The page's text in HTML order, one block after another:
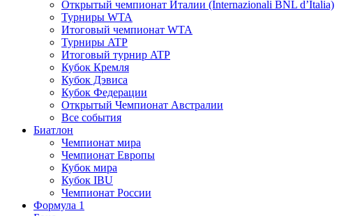
Открытый чемпионат Италии (Internazionali BNL d’Italia)
Турниры WTA
Итоговый чемпионат WTA
Турниры ATP
Итоговый турнир ATP
Кубок Кремля
Кубок Дэвиса
Кубок Федерации
Открытый Чемпионат Австралии
Все события
Биатлон
Чемпионат мира
Чемпионат Европы
Кубок мира
Кубок IBU
Чемпионат России
Формула 1